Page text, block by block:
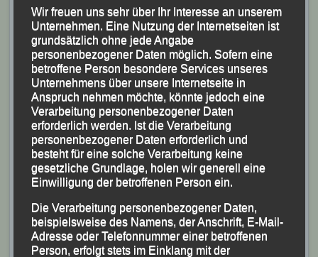
Foto: Kiefner
Zweitschnellster LG`ler wurdeMario Bernhardt, der
nach 1:15:10 Stunden als 12. der Gesamtwertung und
Vierter der Männerklasse ins Ziel kam,
knapp vor seinem Vereinskameraden
Wir freuen uns sehr über Ihr Interesse an unserem
Unternehmen. Eine Nutzung der Internetseiten ist
grundsätzlich ohne jede Angabe
personenbezogener Daten möglich. Sofern eine
betroffene Person besondere Services unseres
Unternehmens über unsere Internetseite in
Anspruch nehmen möchte, könnte jedoch eine
Verarbeitung personenbezogener Daten
erforderlich werden. Ist die Verarbeitung
personenbezogener Daten erforderlich und
besteht für eine solche Verarbeitung keine
gesetzliche Grundlage, holen wir generell eine
Einwilligung der betroffenen Person ein.
Die Verarbeitung personenbezogener Daten,
beispielsweise des Namens, der Anschrift, E-Mail-
Adresse oder Telefonnummer einer betroffenen
Person, erfolgt stets im Einklang mit der